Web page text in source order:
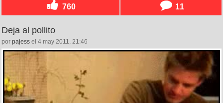
760 11
Deja al pollito
por pajess el 4 may 2011, 21:46